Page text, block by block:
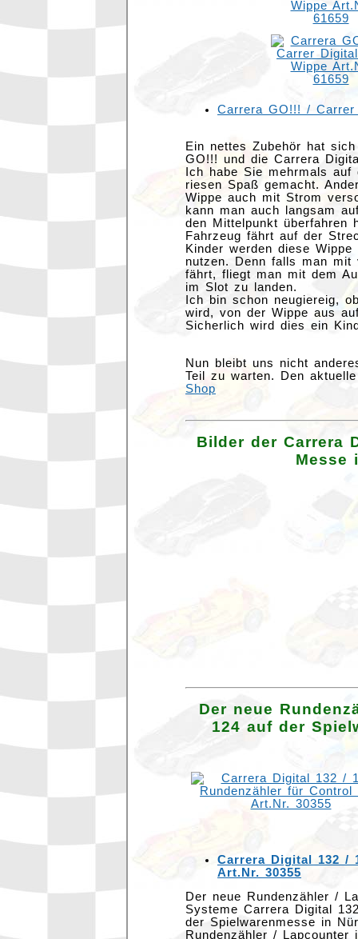
Carrera GO!!! /
Ein nettes Zubehör hat
GO!!! und die Carrera
Ich habe Sie mehrmals
riesen Spaß gemacht.
Wippe auch mit Strom
kann man auch langsam
den Mittelpunkt überfahren
Fahrzeug fährt auf der
Kinder werden diese
nutzen. Denn falls man mit
fährt, fliegt man mit dem
im Slot zu landen.
Ich bin schon neugiereig,
wird, von der Wippe aus
Sicherlich wird dies ein
Nun bleibt uns nicht
Teil zu warten. Den
Shop
Bilder der Carrera
Messe
Der neue
124 auf der
Carrera Digital 132 /
Art.Nr. 30355
Der neue Rundenzähler /
Systeme Carrera Digital
der Spielwarenmesse in
Rundenzähler /